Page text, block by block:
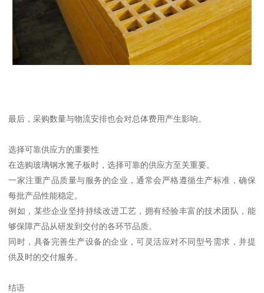
最后，采购数量与物流安排也会对总体费用产生影响。
选择可靠供应方的重要性
在选购玻璃钢水篦子板时，选择可靠的供应方至关重要。
一家注重产品质量与服务的企业，通常会严格遵循生产标准，确保
每批产品性能稳定。
例如，某些企业坚持持续改进工艺，拥有经验丰富的技术团队，能
够保障产品从研发到交付的各环节品质。
同时，具备完善生产设备的企业，可灵活应对不同型号需求，并提
供及时的交付服务。
结语